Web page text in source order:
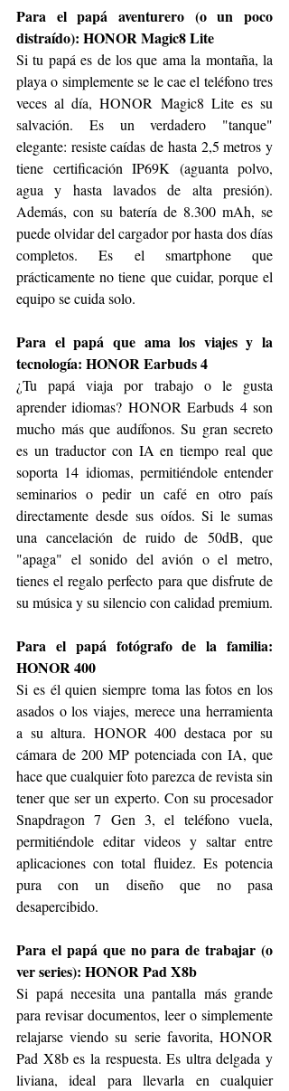
Para el papá aventurero (o un poco
distraído): HONOR Magic8 Lite
Si tu papá es de los que ama la montaña, la
playa o simplemente se le cae el teléfono tres
veces al día, HONOR Magic8 Lite es su
salvación. Es un verdadero "tanque"
elegante: resiste caídas de hasta 2,5 metros y
tiene certificación IP69K (aguanta polvo,
agua y hasta lavados de alta presión).
Además, con su batería de 8.300 mAh, se
puede olvidar del cargador por hasta dos días
completos. Es el smartphone que
prácticamente no tiene que cuidar, porque el
equipo se cuida solo.
Para el papá que ama los viajes y la
tecnología: HONOR Earbuds 4
¿Tu papá viaja por trabajo o le gusta
aprender idiomas? HONOR Earbuds 4 son
mucho más que audífonos. Su gran secreto
es un traductor con IA en tiempo real que
soporta 14 idiomas, permitiéndole entender
seminarios o pedir un café en otro país
directamente desde sus oídos. Si le sumas
una cancelación de ruido de 50dB, que
"apaga" el sonido del avión o el metro,
tienes el regalo perfecto para que disfrute de
su música y su silencio con calidad premium.
Para el papá fotógrafo de la familia:
HONOR 400
Si es él quien siempre toma las fotos en los
asados o los viajes, merece una herramienta
a su altura. HONOR 400 destaca por su
cámara de 200 MP potenciada con IA, que
hace que cualquier foto parezca de revista sin
tener que ser un experto. Con su procesador
Snapdragon 7 Gen 3, el teléfono vuela,
permitiéndole editar videos y saltar entre
aplicaciones con total fluidez. Es potencia
pura con un diseño que no pasa
desapercibido.
Para el papá que no para de trabajar (o
ver series): HONOR Pad X8b
Si papá necesita una pantalla más grande
para revisar documentos, leer o simplemente
relajarse viendo su serie favorita, HONOR
Pad X8b es la respuesta. Es ultra delgada y
liviana, ideal para llevarla en cualquier